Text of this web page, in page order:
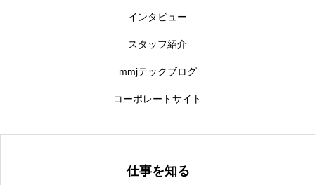
インタビュー
スタッフ紹介
mmjテックブログ
コーポレートサイト
仕事を知る